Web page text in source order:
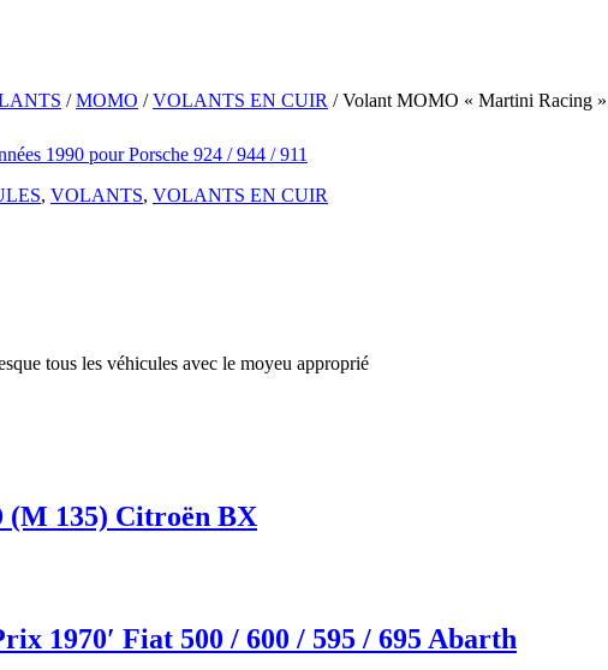
/MOMO /VOLANTS EN CUIR / Volant MOMO « Martini Racing »
, VOLANTS, VOLANTS EN CUIR
tous les véhicules avec le moyeu approprié
(M 135) Citroën BX
1970′ Fiat 500 / 600 / 595 / 695 Abarth